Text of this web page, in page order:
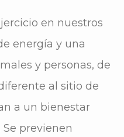
en nuestros
energía y una
y personas, de
al sitio de
a un bienestar
previenen